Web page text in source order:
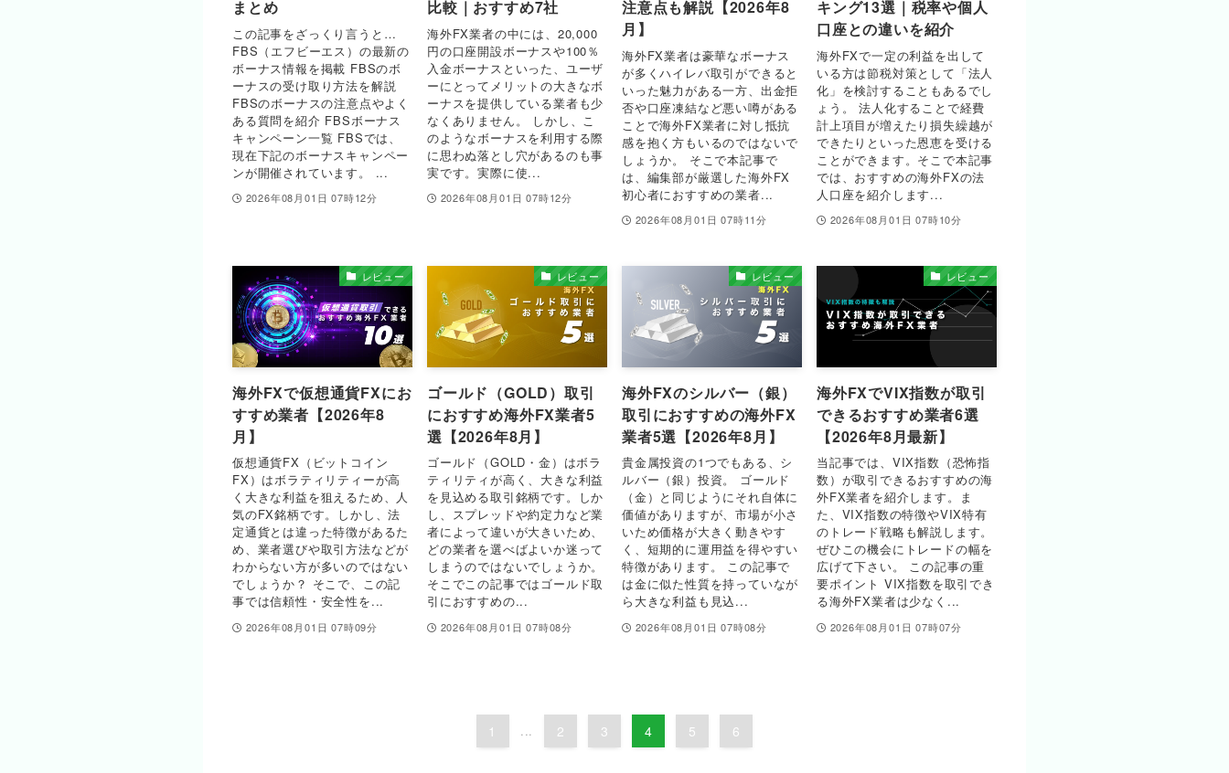
まとめ
この記事をざっくり言うと…
FBS（エフビーエス）の最新の
ボーナス情報を掲載 FBSのボ
ーナスの受け取り方法を解説
FBSのボーナスの注意点やよく
ある質問を紹介 FBSボーナス
キャンペーン一覧 FBSでは、
現在下記のボーナスキャンペー
ンが開催されています。 ...
2026年08月01日 07時12分
比較｜おすすめ7社
海外FX業者の中には、20,000
円の口座開設ボーナスや100％
入金ボーナスといった、ユーザ
ーにとってメリットの大きなボ
ーナスを提供している業者も少
なくありません。 しかし、こ
のようなボーナスを利用する際
に思わぬ落とし穴があるのも事
実です。実際に使...
2026年08月01日 07時12分
注意点も解説【2026年8
月】
海外FX業者は豪華なボーナス
が多くハイレバ取引ができると
いった魅力がある一方、出金拒
否や口座凍結など悪い噂がある
ことで海外FX業者に対し抵抗
感を抱く方もいるのではないで
しょうか。 そこで本記事で
は、編集部が厳選した海外FX
初心者におすすめの業者...
2026年08月01日 07時11分
キング13選｜税率や個人
口座との違いを紹介
海外FXで一定の利益を出して
いる方は節税対策として「法人
化」を検討することもあるでし
ょう。 法人化することで経費
計上項目が増えたり損失繰越が
できたりといった恩恵を受ける
ことができます。そこで本記事
では、おすすめの海外FXの法
人口座を紹介します...
2026年08月01日 07時10分
レビュー
海外FXで仮想通貨FXにお
すすめ業者【2026年8
月】
仮想通貨FX（ビットコイン
FX）はボラティリティーが高
く大きな利益を狙えるため、人
気のFX銘柄です。しかし、法
定通貨とは違った特徴があるた
め、業者選びや取引方法などが
わからない方が多いのではない
でしょうか？ そこで、この記
事では信頼性・安全性を...
2026年08月01日 07時09分
レビュー
ゴールド（GOLD）取引
におすすめ海外FX業者5
選【2026年8月】
ゴールド（GOLD・金）はボラ
ティリティが高く、大きな利益
を見込める取引銘柄です。しか
し、スプレッドや約定力など業
者によって違いが大きいため、
どの業者を選べばよいか迷って
しまうのではないでしょうか。
そこでこの記事ではゴールド取
引におすすめの...
2026年08月01日 07時08分
レビュー
海外FXのシルバー（銀）
取引におすすめの海外FX
業者5選【2026年8月】
貴金属投資の1つでもある、シ
ルバー（銀）投資。 ゴールド
（金）と同じようにそれ自体に
価値がありますが、市場が小さ
いため価格が大きく動きやす
く、短期的に運用益を得やすい
特徴があります。 この記事で
は金に似た性質を持っていなが
ら大きな利益も見込...
2026年08月01日 07時08分
レビュー
海外FXでVIX指数が取引
できるおすすめ業者6選
【2026年8月最新】
当記事では、VIX指数（恐怖指
数）が取引できるおすすめの海
外FX業者を紹介します。ま
た、VIX指数の特徴やVIX特有
のトレード戦略も解説します。
ぜひこの機会にトレードの幅を
広げて下さい。 この記事の重
要ポイント VIX指数を取引でき
る海外FX業者は少なく...
2026年08月01日 07時07分
1 ... 2 3 4 5 6